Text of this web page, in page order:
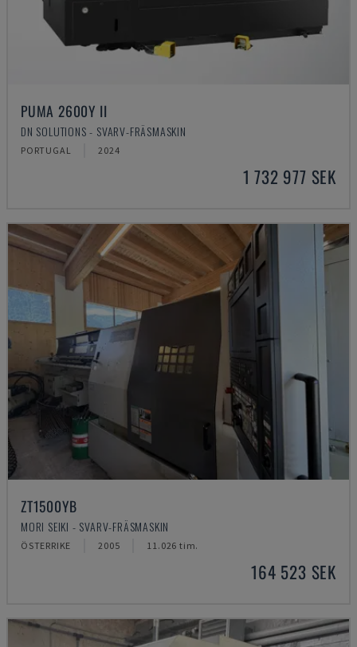
PUMA 2600Y II
DN SOLUTIONS - SVARV-FRÄSMASKIN
PORTUGAL 2024
1 732 977 SEK
ZT1500YB
MORI SEIKI - SVARV-FRÄSMASKIN
ÖSTERRIKE 2005 11.026 tim.
164 523 SEK